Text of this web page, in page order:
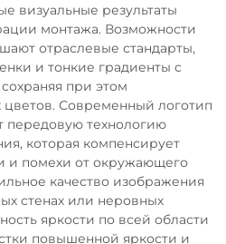
визуальные результаты
монтажа. Возможности
отраслевые стандарты,
и тонкие градиенты с
при этом
Современный логотип
передовую технологию
которая компенсирует
и помехи от окружающего
качество изображения
стенах или неровных
яркости по всей области
повышенной яркости и